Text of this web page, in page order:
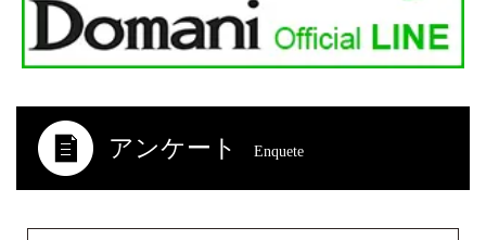
アンケート Enquete